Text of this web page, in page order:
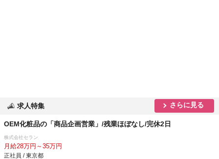
求人特集 さらに見る
OEM化粧品の「商品企画営業」/残業ほぼなし/完休2日
株式会社セラン
月給28万円～35万円
正社員 / 東京都